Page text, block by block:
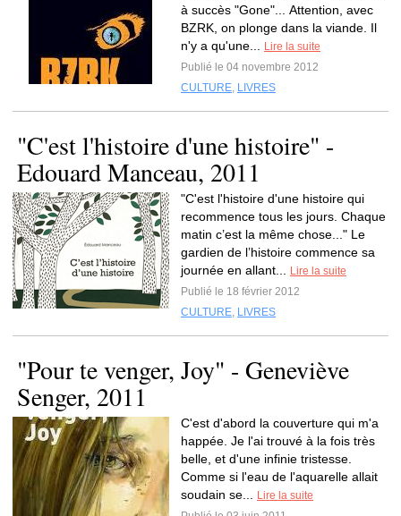
à succès "Gone"... Attention, avec
BZRK, on plonge dans la viande. Il
n'y a qu'une...
Lire la suite
Publié le 04 novembre 2012
CULTURE, LIVRES
"C'est l'histoire d'une histoire" -
Edouard Manceau, 2011
"C'est l'histoire d'une histoire qui
recommence tous les jours. Chaque
matin c’est la même chose..." Le
gardien de l’histoire commence sa
journée en allant...
Lire la suite
Publié le 18 février 2012
CULTURE, LIVRES
"Pour te venger, Joy" - Geneviève
Senger, 2011
C'est d'abord la couverture qui m'a
happée. Je l'ai trouvé à la fois très
belle, et d'une infinie tristesse.
Comme si l'eau de l'aquarelle allait
soudain se...
Lire la suite